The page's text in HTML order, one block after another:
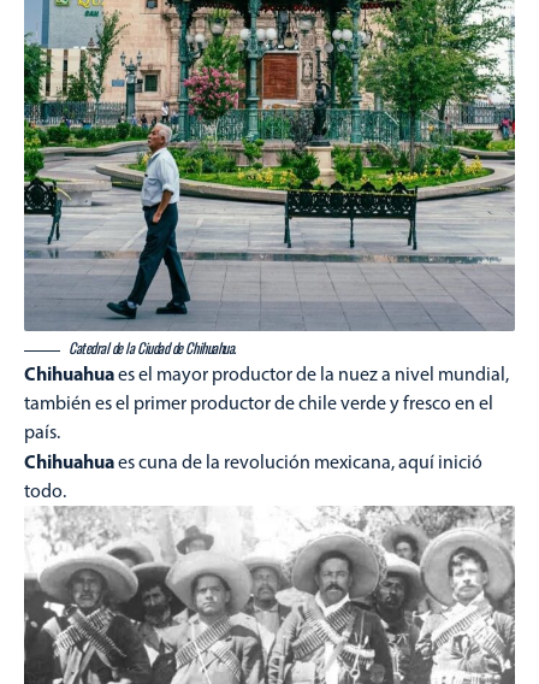
Catedral de la Ciudad de Chihuahua.
Chihuahuaes el mayor productor de la nuez a nivel mundial,
también es el primer productor de chile verde y fresco en el
país.
Chihuahuaes cuna de la revolución mexicana, aquí inició
todo.